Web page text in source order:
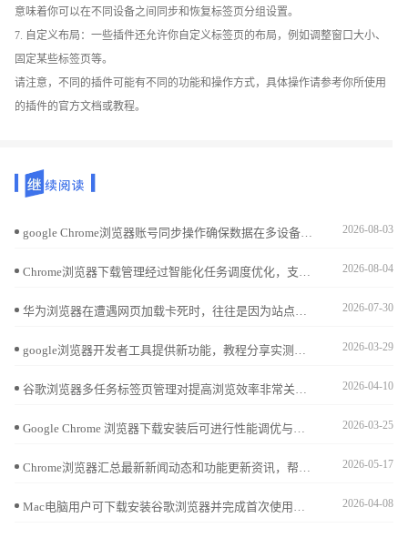
意味着你可以在不同设备之间同步和恢复标签页分组设置。
7. 自定义布局：一些插件还允许你自定义标签页的布局，例如调整窗口大小、
固定某些标签页等。
请注意，不同的插件可能有不同的功能和操作方式，具体操作请参考你所使用
的插件的官方文档或教程。
2026-08-03
2026-08-04
2026-07-30
2026-03-29
2026-04-10
2026-03-25
2026-05-17
2026-04-08